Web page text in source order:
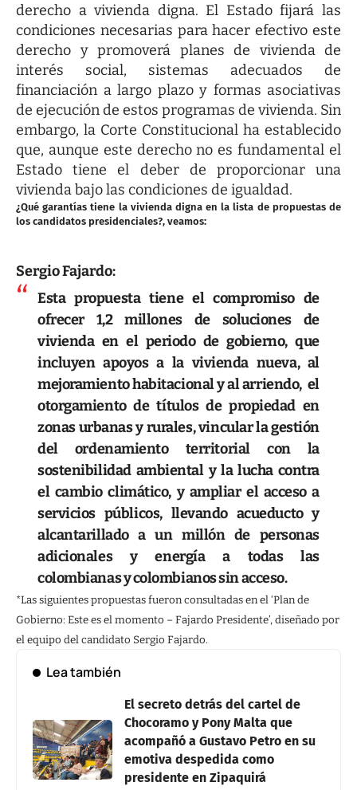
derecho a vivienda digna. El Estado fijará las
condiciones necesarias para hacer efectivo este
derecho y promoverá planes de vivienda de
interés social, sistemas adecuados de
financiación a largo plazo y formas asociativas
de ejecución de estos programas de vivienda. Sin
embargo, la Corte Constitucional ha establecido
que, aunque este derecho no es fundamental el
Estado tiene el deber de proporcionar una
vivienda bajo las condiciones de igualdad.
¿Qué garantías tiene la vivienda digna en la lista de propuestas de
los candidatos presidenciales?, veamos:
Sergio Fajardo:
Esta propuesta tiene el compromiso de
ofrecer 1,2 millones de soluciones de
vivienda en el periodo de gobierno, que
incluyen apoyos a la vivienda nueva, al
mejoramiento habitacional y al arriendo, el
otorgamiento de títulos de propiedad en
zonas urbanas y rurales, vincular la gestión
del ordenamiento territorial con la
sostenibilidad ambiental y la lucha contra
el cambio climático, y ampliar el acceso a
servicios públicos, llevando acueducto y
alcantarillado a un millón de personas
adicionales y energía a todas las
colombianas y colombianos sin acceso.
*Las siguientes propuestas fueron consultadas en el ‘Plan de
Gobierno: Este es el momento – Fajardo Presidente’, diseñado por
el equipo del candidato Sergio Fajardo.
Lea también
El secreto detrás del cartel de
Chocoramo y Pony Malta que
acompañó a Gustavo Petro en su
emotiva despedida como
presidente en Zipaquirá